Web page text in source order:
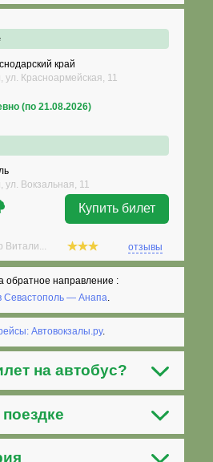
край
ул. Красноармейская, 11
(по 21.08.2026)
ул. Вокзальная, 11
Купить билет
Витали... отзывы
обратное направление :
Севастополь — Анапа.
Автовокзалы.ру.
на автобус?